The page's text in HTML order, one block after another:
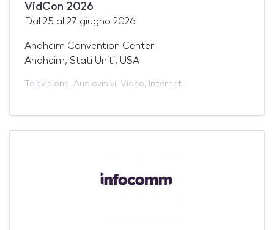
VidCon 2026
Dal 25 al 27 giugno 2026
Anaheim Convention Center
Anaheim, Stati Uniti, USA
Televisione, Audiovisivi, Video, Internet